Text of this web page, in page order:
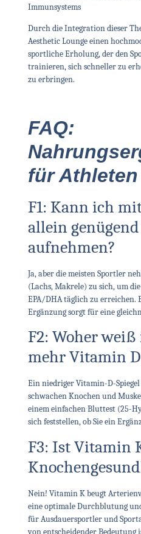
Immunsystems
Durch die Integration dieser
Aesthetic Lounge einen
sportliche Erholung, der den
trainieren, sich schneller zu
zu erbringen.
FAQ:
für Athleten
F1: Kann ich
allein genügend
aufnehmen?
Ja, aber die meisten Sportler
(Lachs, Makrele) zu sich, um
EPA/DHA täglich zu erreichen.
Ergänzung sorgt für eine
F2: Woher
mehr Vitamin
Ein niedriger Vitamin-D-
schwachen Knochen und
einem einfachen Bluttest (25-
sich feststellen, ob Sie ein
F3: Ist Vitamin
Nein! Vitamin K beugt
eine optimale Durchblutung
für Ausdauersportler und
von entscheidender Bedeutung